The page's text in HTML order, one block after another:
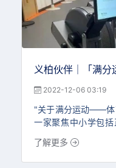
义柏伙伴｜「满分
场的颠覆者
2022-12-06 03:19
"关于满分运动——体
一家聚焦中小学包
准化课程解决方案，
厚的经验和资源积累
了解更多